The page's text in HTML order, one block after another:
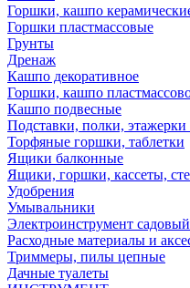
Горшки, кашпо
Горшки пластмассовые
Грунты
Дренаж
Кашпо декоративное
Горшки, кашпо
Кашпо подвесные
Подставки, полки,
Торфяные горшки, таблетки
Ящики балконные
Ящики, горшки, кассеты,
Удобрения
Умывальники
Электроинструмент садовый
Расходные материалы и
Триммеры, пилы цепные
Дачные туалеты